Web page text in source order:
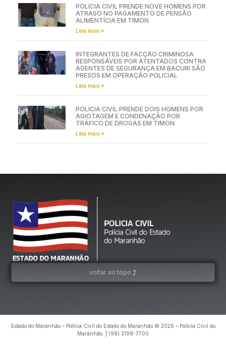
POLÍCIA CIVIL PRENDE NOVE HOMENS POR
ATRASO NO PAGAMENTO DE PENSÃO
ALIMENTÍCIA EM TIMON
Leia mais »
INTEGRANTES DE FACÇÃO CRIMINOSA
RESPONSÁVEIS POR ATENTADOS CONTRA
AGENTES DE SEGURANÇA EM BACURI SÃO
PRESOS EM OPERAÇÃO POLICIAL
Leia mais »
POLÍCIA CIVIL PRENDE DOIS HOMENS POR
AGIOTAGEM E CONDENAÇÃO POR
TRÁFICO DE DROGAS EM TIMON
Leia mais »
voltar ao topo
Estado do Maranhão – Polícia Civil do Estado do Maranhão © 2026 – Polícia Civil do
Maranhão. | (98) 3198-7700